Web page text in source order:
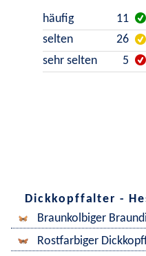
häufig 11
selten
26
sehr selten
5
Dickkopffalter -
Braunkolbiger
Rostfarbiger